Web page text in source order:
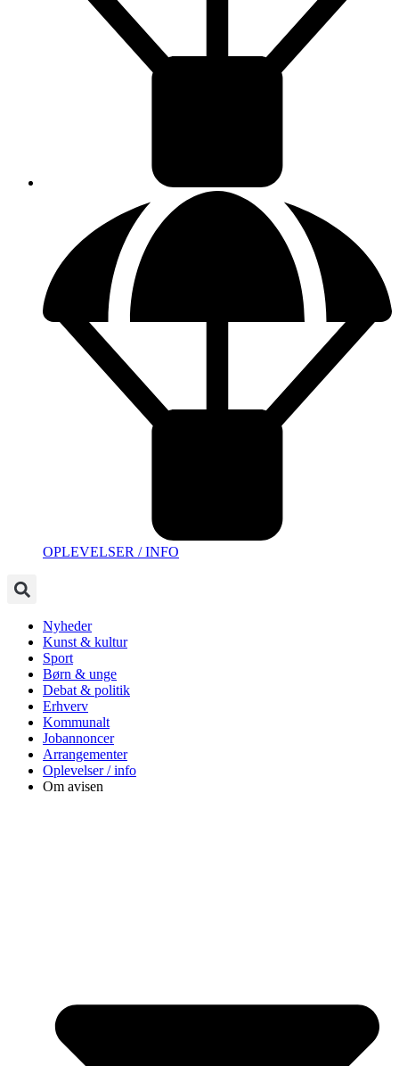
OPLEVELSER / INFO
Nyheder
Kunst & kultur
Sport
Børn & unge
Debat & politik
Erhverv
Kommunalt
Jobannoncer
Arrangementer
Oplevelser / info
Om avisen